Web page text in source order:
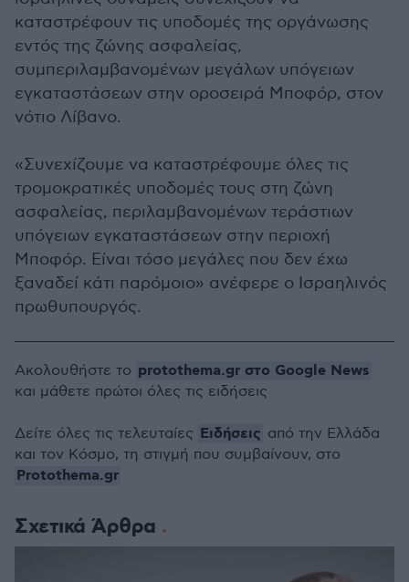
καταστρέφουν τις υποδομές της οργάνωσης
εντός της ζώνης ασφαλείας,
συμπεριλαμβανομένων μεγάλων υπόγειων
εγκαταστάσεων στην οροσειρά Μποφόρ, στον
νότιο Λίβανο.
«Συνεχίζουμε να καταστρέφουμε όλες τις
τρομοκρατικές υποδομές τους στη ζώνη
ασφαλείας, περιλαμβανομένων τεράστιων
υπόγειων εγκαταστάσεων στην περιοχή
Μποφόρ. Είναι τόσο μεγάλες που δεν έχω
ξαναδεί κάτι παρόμοιο» ανέφερε ο Ισραηλινός
πρωθυπουργός.
Σχετικά Άρθρα
Ακολουθήστε το protothema.gr στο Google News
και μάθετε πρώτοι όλες τις ειδήσεις
Δείτε όλες τις τελευταίες Ειδήσεις από την Ελλάδα
και τον Κόσμο, τη στιγμή που συμβαίνουν, στο
Protothema.gr